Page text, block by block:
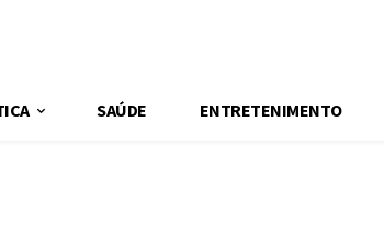
SAÚDE ENTRETENIMENTO